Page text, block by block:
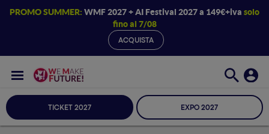
PROMO SUMMER: WMF 2027 + AI Festival 2027 a 149€+iva solo
fino al 7/08
ACQUISTA
TICKET 2027 EXPO 2027